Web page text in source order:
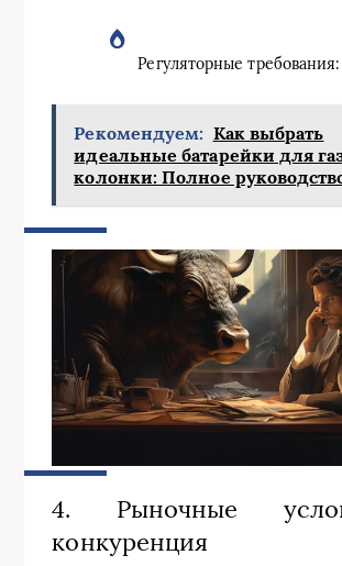
Регуляторные
Рекомендуем: Как выбрать
идеальные батарейки для
колонки: Полное
4. Рыночные
конкуренция